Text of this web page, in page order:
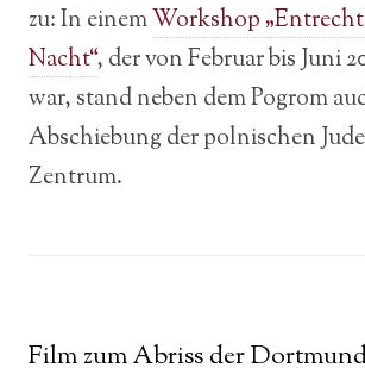
zu: In einemWorkshop
Nacht“, der von Februar bis Juni
war, stand neben dem Pogrom
Abschiebung der polnischen
Zentrum.
Film zum Abriss der